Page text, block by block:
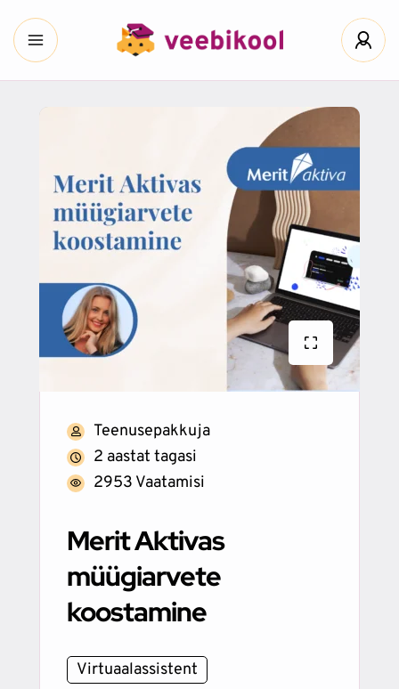
Teenusepakkuja
2 aastat tagasi
2953 Vaatamisi
Merit Aktivas
müügiarvete
koostamine
Virtuaalassistent